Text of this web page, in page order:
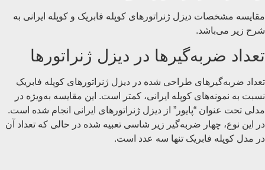
مقایسه مشخصات دیزل ژنراتورهای کوپله فابریک و کوپله ایرانی به
شرح زیر می‌باشد.
تعداد ضربه‌گیرها در دیزل ژنراتورها
تعداد ضربه‌گیرهای طراحی شده در دیزل ژنراتورهای کوپله فابریک
نسبت به نمونه‌های کوپله ایرانی، کمتر است. این مقایسه به‌ویژه در
مدلی تحت عنوان “پایور” از دیزل ژنراتورهای ایرانی انجام شده است.
در این نوع، چهار ضربه‌گیر زیر شاسی تعبیه شده در حالی که تعداد آن
در مدل کوپله فابریک تنها سه عدد است.